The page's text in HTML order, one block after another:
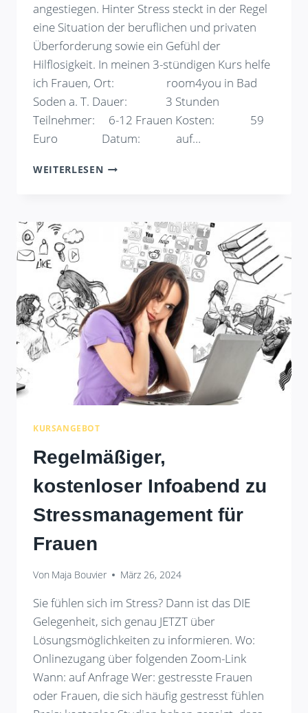
angestiegen. Hinter Stress steckt in der Regel
eine Situation der beruflichen und privaten
Überforderung sowie ein Gefühl der
Hilflosigkeit. In meinen 3-stündigen Kurs helfe
ich Frauen, Ort: room4you in Bad
Soden a. T. Dauer: 3 Stunden
Teilnehmer: 6-12 Frauen Kosten: 59
Euro Datum: auf…
WEITERLESENFRAUEN
SOFORTHILFE
STRESS
UND
ÜBERLASTUNG
KURSANGEBOT
Regelmäßiger,
kostenloser Infoabend zu
Stressmanagement für
Frauen
Von Maja Bouvier März 26, 2024
Sie fühlen sich im Stress? Dann ist das DIE
Gelegenheit, sich genau JETZT über
Lösungsmöglichkeiten zu informieren. Wo:
Onlinezugang über folgenden Zoom-Link
Wann: auf Anfrage Wer: gestresste Frauen
oder Frauen, die sich häufig gestresst fühlen